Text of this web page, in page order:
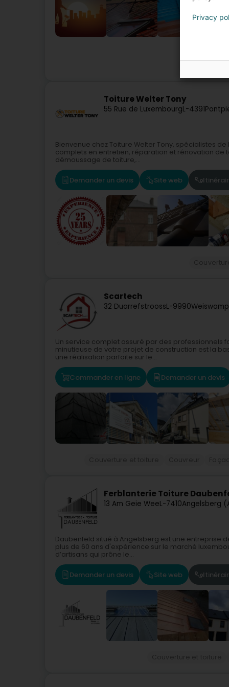
Toiture Welter Tony
55 Rue de LuxembourgL-4391
Bienvenue chez Toiture Welter Tony, spécialistes
complets en entretien, réparation et rénovation de
démoussage de toiture,...
Demander un devis Site web
Scartech
32 DuarrefstroossL-9990
Un service complet assuré par des professionnels
minutieuse de votre projet de construction est la
une réalisation parfaite sur le...
Commander en ligne Demander un devis
Ferblanterie Toiture
13 Am Geie WeeL-7410Angelsberg
Daubenfeld situé à Angelsberg est une entreprise
plus de 60 ans d'expérience sur le marché
d’artisans qui prône le...
Demander un devis Site web
Privacy